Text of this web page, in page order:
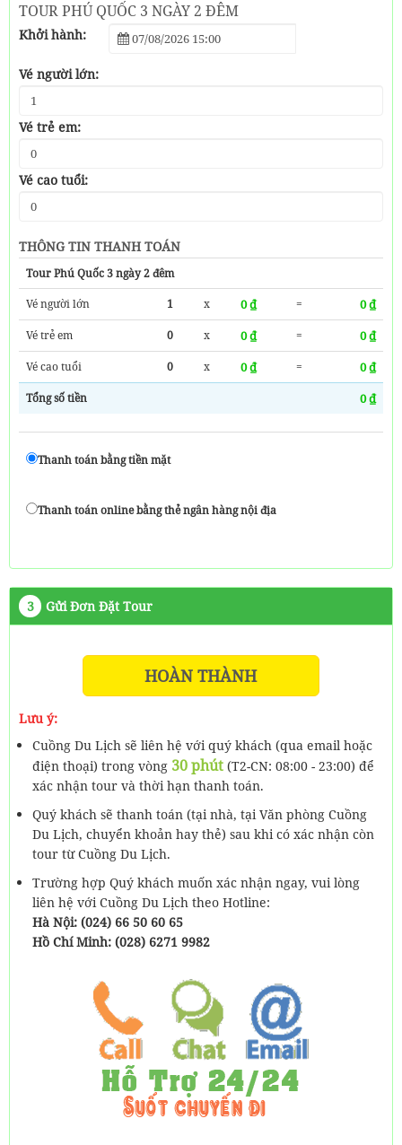
TOUR PHÚ QUỐC 3 NGÀY 2 ĐÊM
Khởi hành:
Vé người lớn:
Vé trẻ em:
Vé cao tuổi:
THÔNG TIN THANH TOÁN
Tour Phú Quốc 3 ngày 2 đêm
Vé người lớn
1 x 0 ₫ = 0 ₫
Vé trẻ em 0 x 0 ₫ = 0 ₫
Vé cao tuổi 0 x 0 ₫ = 0 ₫
Tổng số tiền 0 ₫
Thanh toán bằng tiền mặt
Thanh toán online bằng thẻ ngân hàng nội địa
3 Gửi Đơn Đặt Tour
HOÀN THÀNH
Lưu ý:
Cuồng Du Lịch sẽ liên hệ với quý khách (qua email hoặc
điện thoại) trong vòng 30 phút (T2-CN: 08:00 - 23:00) để
xác nhận tour và thời hạn thanh toán.
Quý khách sẽ thanh toán (tại nhà, tại Văn phòng Cuồng
Du Lịch, chuyển khoản hay thẻ) sau khi có xác nhận còn
tour từ Cuồng Du Lịch.
Trường hợp Quý khách muốn xác nhận ngay, vui lòng
liên hệ với Cuồng Du Lịch theo Hotline:
Hà Nội: (024) 66 50 60 65
Hồ Chí Minh: (028) 6271 9982